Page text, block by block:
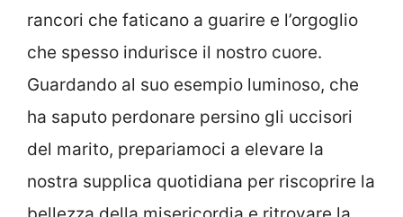
rancori che faticano a guarire e l’orgoglio
che spesso indurisce il nostro cuore.
Guardando al suo esempio luminoso, che
ha saputo perdonare persino gli uccisori
del marito, prepariamoci a elevare la
nostra supplica quotidiana per riscoprire la